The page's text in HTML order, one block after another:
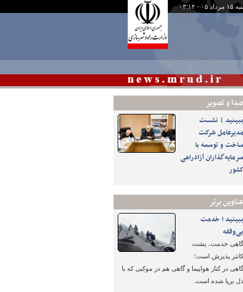
۰۵ - ۰۳:۱۲
صدا و تصوير
ببینید | نشست
مدیرعامل شرکت
ساخت و توسعه با
سرمایه‌گذاران آزادراهی
کشور
عناوین برتر
ببینید ا خدمت
بی‌وقفه
گاهی خدمت، پشت
کانتر پذیرش است؛
گاهی در کنار هواپیما و گاهی هم در موکبی که با
دل برپا شده است.